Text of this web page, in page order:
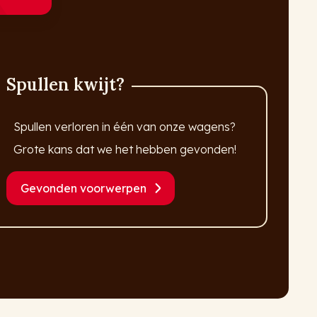
Spullen kwijt?
Spullen verloren in één van onze wagens?
Grote kans dat we het hebben gevonden!
Gevonden voorwerpen